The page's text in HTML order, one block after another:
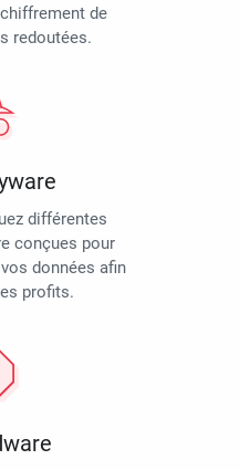
de
redoutées.
différentes
conçues pour
données afin
profits.